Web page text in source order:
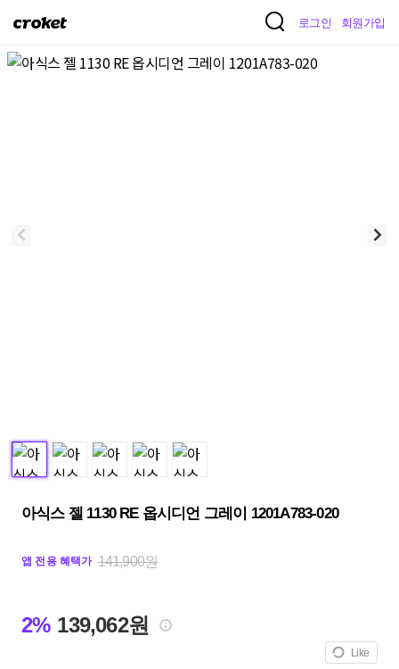
크
켓
로그인 회원가입
아식스 젤 1130 RE 옵시디언 그레이 1201A783-020
앱 전용 혜택가 141,900원
2% 139,062원
Like